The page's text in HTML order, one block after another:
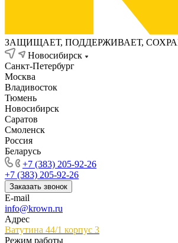
ЗАЩИЩАЕТ, ПОДДЕРЖИВАЕТ,
Новосибирск
Санкт-Петербург
Москва
Владивосток
Тюмень
Новосибирск
Саратов
Смоленск
Россия
Беларусь
+7 (383) 205-92-26
+7 (383) 205-92-26
Заказать звонок
E-mail
info@krown.ru
Адрес
Ватутина 44/1 корпус 3
Режим работы